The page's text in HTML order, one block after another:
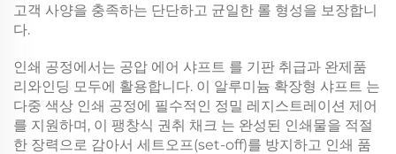
고객 사양을 충족하는 단단하고 균일한 롤 형성을 보장합니
다.
인쇄 공정에서는 공압 에어 샤프트 를 기판 취급과 완제품
리와인딩 모두에 활용합니다. 이 알루미늄 확장형 샤프트 는
다중 색상 인쇄 공정에 필수적인 정밀 레지스트레이션 제어
를 지원하며, 이 팽창식 권취 채크 는 완성된 인쇄물을 적절
한 장력으로 감아서 세트오프(set-off)를 방지하고 인쇄 품